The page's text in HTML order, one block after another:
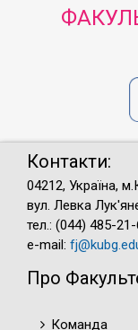
Контакти:
04212, Україна,
вул. Левка
тел.: (044) 485-
e-mail:
Про
Команда